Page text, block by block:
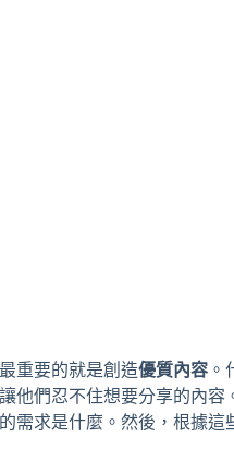
重要的就是創造優質內容 。
他們忍不住想要分享的內容
需求是什麼。然後，根據這